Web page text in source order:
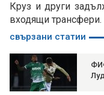
Круз и други
входящи трансфери.
свързани статии